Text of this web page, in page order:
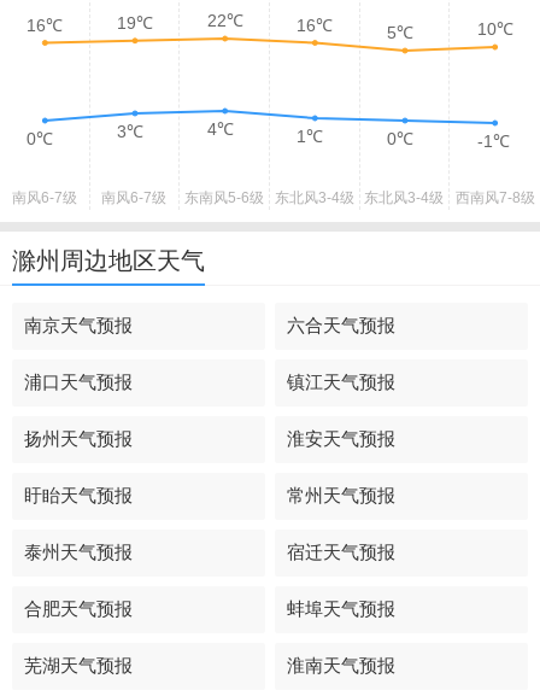
南风6-7级 南风6-7级 东南风5-6级 东北风3-4级 东北风3-4级 西南风7-8级
16℃ 19℃ 22℃ 16℃ 5℃ 10℃
0℃ 3℃ 4℃ 1℃ 0℃ -1℃
滁州周边地区天气
南京天气预报 六合天气预报
浦口天气预报 镇江天气预报
扬州天气预报 淮安天气预报
盱眙天气预报 常州天气预报
泰州天气预报 宿迁天气预报
合肥天气预报 蚌埠天气预报
芜湖天气预报 淮南天气预报